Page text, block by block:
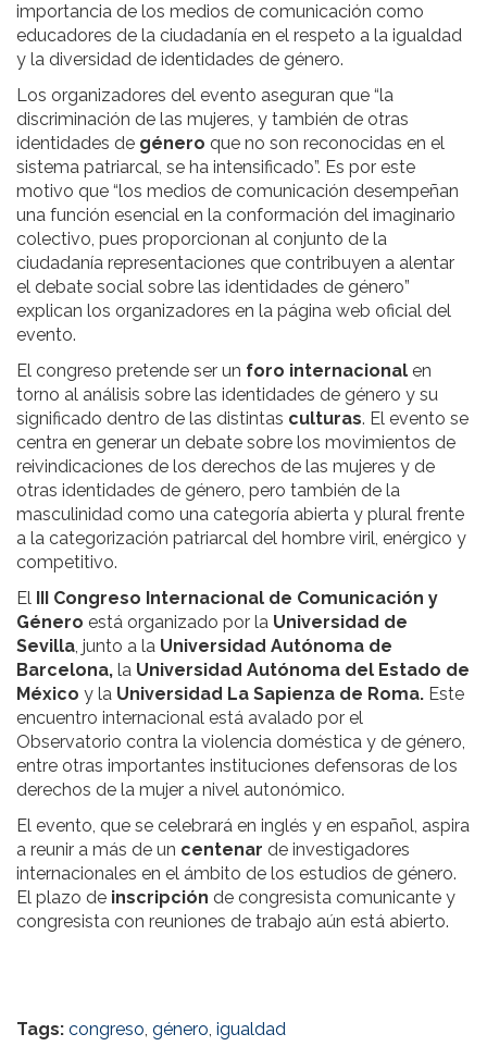
importancia de los medios de comunicación como
educadores de la ciudadanía en el respeto a la igualdad
y la diversidad de identidades de género.
Los organizadores del evento aseguran que “la
discriminación de las mujeres, y también de otras
identidades de género que no son reconocidas en el
sistema patriarcal, se ha intensificado”. Es por este
motivo que “los medios de comunicación desempeñan
una función esencial en la conformación del imaginario
colectivo, pues proporcionan al conjunto de la
ciudadanía representaciones que contribuyen a alentar
el debate social sobre las identidades de género”
explican los organizadores en la página web oficial del
evento.
El congreso pretende ser un foro internacional en
torno al análisis sobre las identidades de género y su
significado dentro de las distintas culturas. El evento se
centra en generar un debate sobre los movimientos de
reivindicaciones de los derechos de las mujeres y de
otras identidades de género, pero también de la
masculinidad como una categoría abierta y plural frente
a la categorización patriarcal del hombre viril, enérgico y
competitivo.
El
III Congreso Internacional de Comunicación y
Género está organizado por la Universidad de
Sevilla, junto a la Universidad Autónoma de
Barcelona, la Universidad Autónoma del Estado de
México y la Universidad La Sapienza de Roma. Este
encuentro internacional está avalado por el
Observatorio contra la violencia doméstica y de género,
entre otras importantes instituciones defensoras de los
derechos de la mujer a nivel autonómico.
El evento, que se celebrará en inglés y en español, aspira
a reunir a más de un centenar de investigadores
internacionales en el ámbito de los estudios de género.
El plazo de inscripción de congresista comunicante y
congresista con reuniones de trabajo aún está abierto.
Tags: congreso, género, igualdad